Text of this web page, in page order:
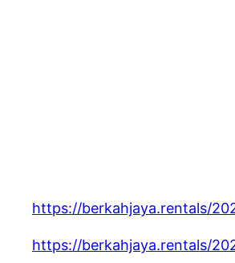
https://berkahjaya.rentals/
https://berkahjaya.rentals/